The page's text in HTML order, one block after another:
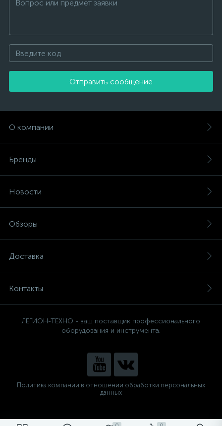
Отправить сообщение
О компании
Бренды
Новости
Обзоры
Доставка
Контакты
ЛЕГИОН-ТЕХНО - ваш поставщик профессионального
оборудования и инструмента.
Политика компании в отношении обработки персональных
данных